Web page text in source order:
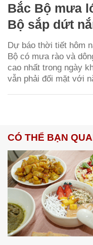
Bắc Bộ mưa
Bộ sắp dứt
Dự báo thời tiết hôm
Bộ có mưa rào và
cao nhất trong ngày
vẫn phải đối mặt với
CÓ THỂ BẠN